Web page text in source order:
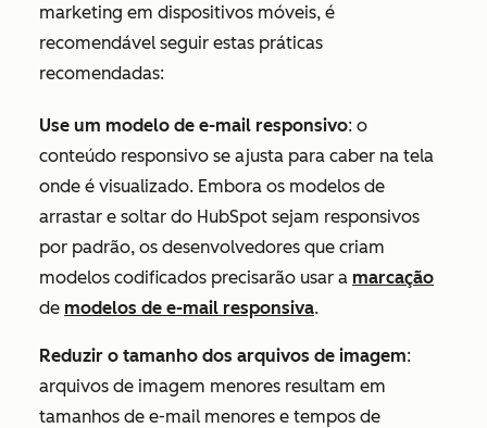
marketing em dispositivos móveis, é
recomendável seguir estas práticas
recomendadas:
Use um modelo de e-mail responsivo: o
conteúdo responsivo se ajusta para caber na tela
onde é visualizado. Embora os modelos de
arrastar e soltar do HubSpot sejam responsivos
por padrão, os desenvolvedores que criam
modelos codificados precisarão usar a marcação
de modelos de e-mail responsiva.
Reduzir o tamanho dos arquivos de imagem:
arquivos de imagem menores resultam em
tamanhos de e-mail menores e tempos de